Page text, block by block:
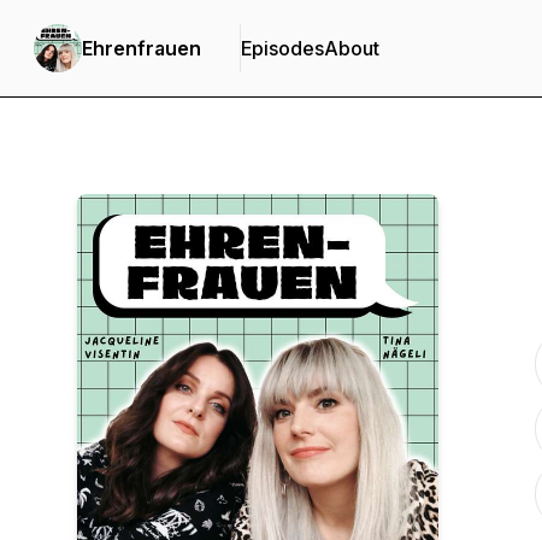
Ehrenfrauen EpisodesAbout